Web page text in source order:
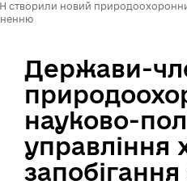
новий
Держави-
науково-
управління